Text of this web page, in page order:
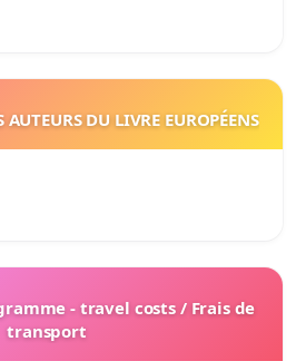
AUTEURS DU LIVRE EUROPÉENS
- travel costs / Frais de
transport